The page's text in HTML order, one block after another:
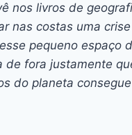
nos livros de
nas costas uma
pequeno espaço
de fora justamente
do planeta